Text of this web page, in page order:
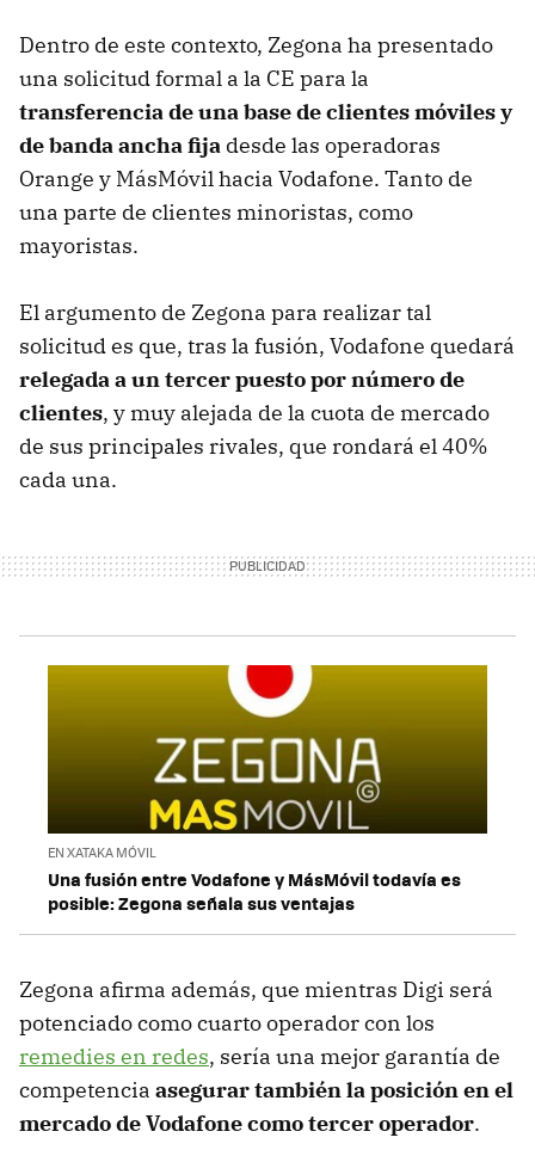
Dentro de este contexto, Zegona ha presentado
una solicitud formal a la CE para la
transferencia de una base de clientes móviles y
de banda ancha fija desde las operadoras
Orange y MásMóvil hacia Vodafone. Tanto de
una parte de clientes minoristas, como
mayoristas.
El argumento de Zegona para realizar tal
solicitud es que, tras la fusión, Vodafone quedará
relegada a un tercer puesto por número de
clientes, y muy alejada de la cuota de mercado
de sus principales rivales, que rondará el 40%
cada una.
EN XATAKA MÓVIL
Una fusión entre Vodafone y MásMóvil todavía es
posible: Zegona señala sus ventajas
Zegona afirma además, que mientras Digi será
potenciado como cuarto operador con los
remedies en redes, sería una mejor garantía de
competencia asegurar también la posición en el
mercado de Vodafone como tercer operador.